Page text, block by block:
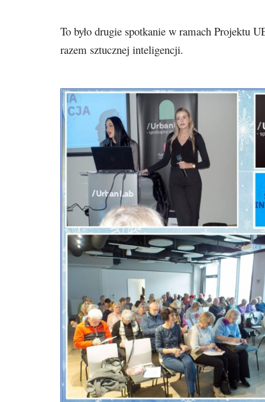
To było drugie spotkanie w ramach Projektu
razem sztucznej inteligencji.